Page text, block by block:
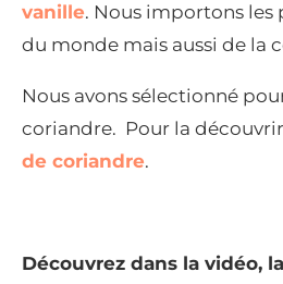
vanille. Nous importons les
du monde mais aussi de la
Nous avons sélectionné
coriandre. Pour la
de coriandre.
Découvrez dans la vidéo,